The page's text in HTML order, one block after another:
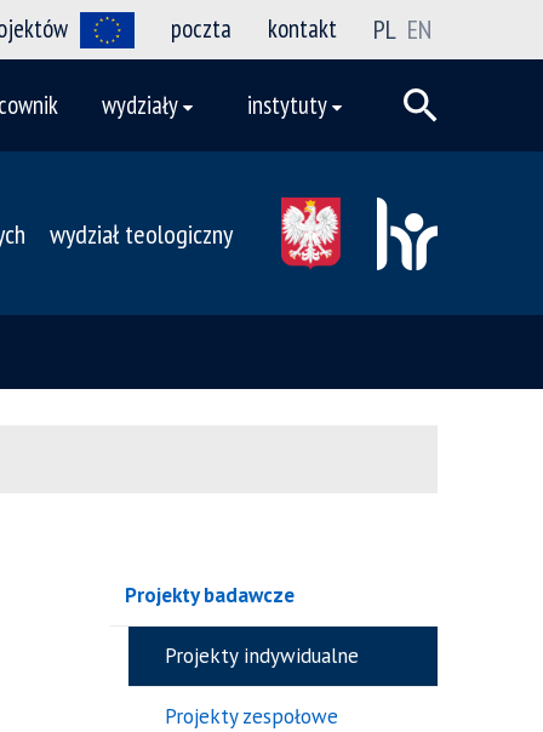
poczta kontakt PL EN
wydziały instytuty
wydział teologiczny
Projekty badawcze
Projekty indywidualne
Projekty zespołowe